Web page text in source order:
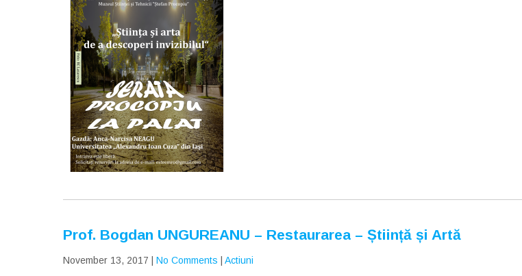
Prof. Bogdan UNGUREANU – Restaurarea – Știință și Artă
November 13, 2017 No Comments
Actiuni